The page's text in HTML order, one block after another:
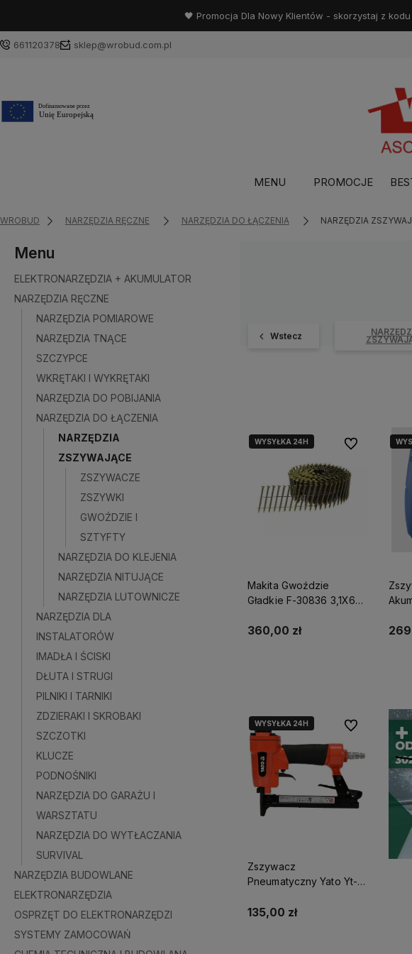
🖤 Promocja Dla Nowy Klientów - skorzystaj z
661120378 sklep@wrobud.com.pl
MENU PROMOCJE
WROBUD NARZĘDZIA RĘCZNE NARZĘDZIA DO ŁĄCZENIA NARZĘDZIA
Menu
ELEKTRONARZĘDZIA + AKUMULATOR
NARZĘDZIA RĘCZNE
NARZĘDZIA POMIAROWE
NARZĘDZIA TNĄCE
SZCZYPCE
WKRĘTAKI I WYKRĘTAKI
NARZĘDZIA DO POBIJANIA
NARZĘDZIA DO ŁĄCZENIA
NARZĘDZIA
ZSZYWAJĄCE
ZSZYWACZE
ZSZYWKI
GWOŹDZIE I
SZTYFTY
NARZĘDZIA DO KLEJENIA
NARZĘDZIA NITUJĄCE
NARZĘDZIA LUTOWNICZE
NARZĘDZIA DLA
INSTALATORÓW
IMADŁA I ŚCISKI
DŁUTA I STRUGI
PILNIKI I TARNIKI
ZDZIERAKI I SKROBAKI
SZCZOTKI
KLUCZE
PODNOŚNIKI
NARZĘDZIA DO GARAŻU I
WARSZTATU
NARZĘDZIA DO WYTŁACZANIA
SURVIVAL
NARZĘDZIA BUDOWLANE
ELEKTRONARZĘDZIA
OSPRZĘT DO ELEKTRONARZĘDZI
SYSTEMY ZAMOCOWAŃ
Wstecz
WYSYŁKA 24H
Makita Gwoździe
Gładkie F-30836 3,1X65
360,00 zł
Do ulubionych
WYSYŁKA 24H
Zszywacz
Pneumatyczny Yato Yt-
135,00 zł
Do ulubionych